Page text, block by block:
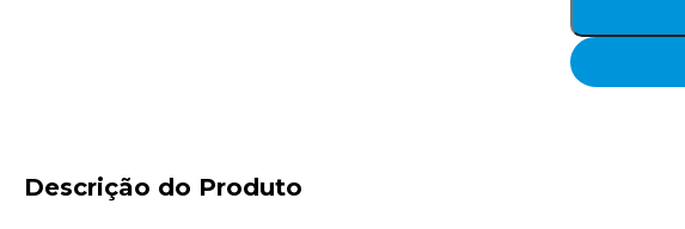
Descrição do Produto